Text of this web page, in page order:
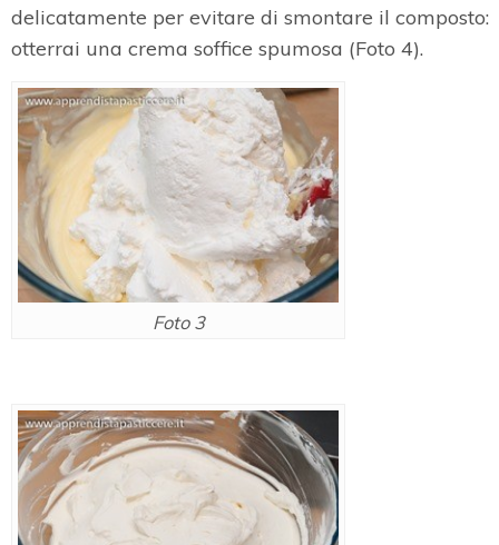
delicatamente per evitare di smontare il composto:
otterrai una crema soffice spumosa (Foto 4).
Foto 3